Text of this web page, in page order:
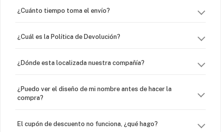
¿Cuánto tiempo toma el envío?
¿Cuál es la Política de Devolución?
¿Dónde esta localizada nuestra compañía?
¿Puedo ver el diseño de mi nombre antes de hacer la
compra?
El cupón de descuento no funciona, ¿qué hago?